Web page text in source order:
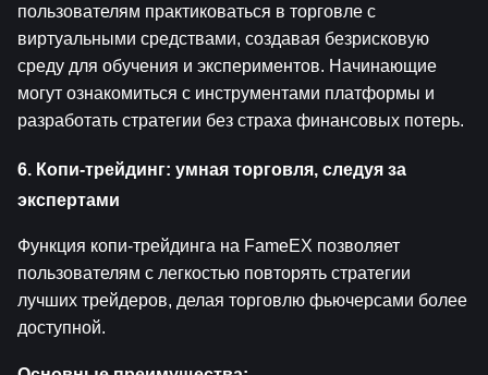
пользователям практиковаться в торговле с
виртуальными средствами, создавая безрисковую
среду для обучения и экспериментов. Начинающие
могут ознакомиться с инструментами платформы и
разработать стратегии без страха финансовых потерь.
6. Копи-трейдинг: умная торговля, следуя за
экспертами
Функция копи-трейдинга на FameEX позволяет
пользователям с легкостью повторять стратегии
лучших трейдеров, делая торговлю фьючерсами более
доступной.